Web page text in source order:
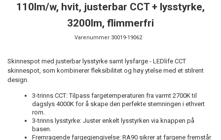
110lm/w, hvit, justerbar CCT + lysstyrke,
3200lm, flimmerfri
Varenummer 30019-19062
Skinnespot med justerbar lysstyrke samt lysfarge - LEDlife CCT
skinnespot, som kombinerer fleksibilitet og høy ytelse med et stilrent
design.
3-trinns CCT: Tilpass fargetemperaturen fra varmt 2700K til
dagslys 4000K for å skape den perfekte stemningen i ethvert
rom.
3-trinns lysstyrke: Juster enkelt lysstyrken via knappen på
basen.
Fremragende fargegjengivelse: RA90 sikrer at fargene fremstår